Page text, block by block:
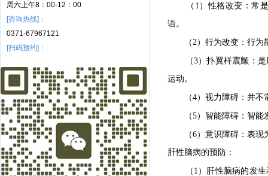
周六上午8：00-12：00
[咨询热线]：
0371-67967121
[扫码预约]：
（1）性格改变：常
语。
（2）行为改变：行
（3）扑翼样震颤：
运动。
（4）视力障碍：并
（5）智能障碍：智
（6）意识障碍：表
肝性脑病的预防：
（1）肝性脑病的发